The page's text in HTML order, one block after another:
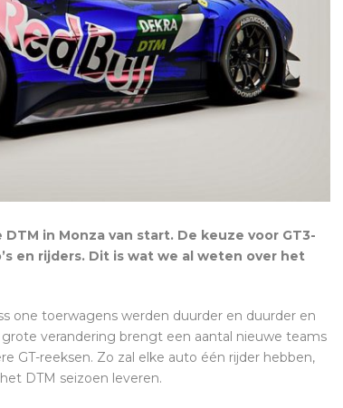
in Monza van start. De keuze voor GT3-
en rijders. Dit is wat we al weten over het
one toerwagens werden duurder en duurder en
verandering brengt een aantal nieuwe teams
GT-reeksen. Zo zal elke auto één rijder hebben,
DTM seizoen leveren.